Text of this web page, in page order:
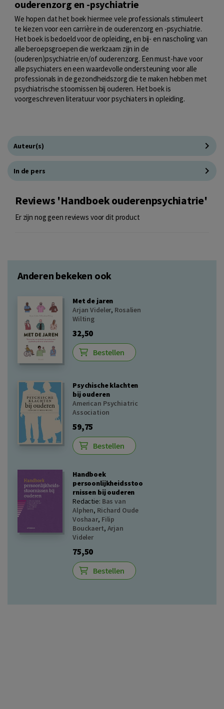
ouderenzorg en -psychiatrie
We hopen dat het boek hiermee vele professionals stimuleert
te kiezen voor een carrière in de ouderenzorg en -psychiatrie.
Het boek is bedoeld voor de opleiding, en bij- en nascholing van
alle beroepsgroepen die werkzaam zijn in de
(ouderen)psychiatrie en/of ouderenzorg. Een must-have voor
alle psychiaters en een waardevolle ondersteuning voor alle
professionals in de gezondheidszorg die te maken hebben met
psychiatrische stoornissen bij ouderen. Het boek is
voorgeschreven literatuur voor psychiaters in opleiding.
Auteur(s)
In de pers
Reviews 'Handboek ouderenpsychiatrie'
Er zijn nog geen reviews voor dit product
Anderen bekeken ook
Met de jaren
Arjan Videler, Rosalien
Wilting
32,50
Bestellen
Psychische klachten
bij ouderen
American Psychiatric
Association
59,75
Bestellen
Handboek
persoonlijkheidsstoo
rnissen bij ouderen
Redactie: Bas van
Alphen, Richard Oude
Voshaar, Filip
Bouckaert, Arjan
Videler
75,50
Bestellen